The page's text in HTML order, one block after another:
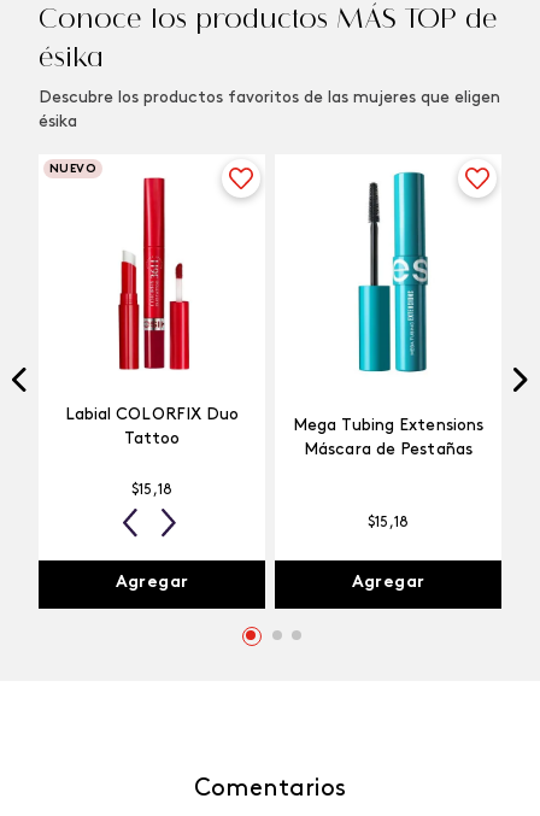
Conoce los productos MÁS TOP de
ésika
Descubre los productos favoritos de las mujeres que eligen
ésika
NUEVO
Labial COLORFIX Duo
Tattoo
$15 ,18
Agregar
Mega Tubing Extensions
Máscara de Pestañas
$15 ,18
Agregar
Comentarios